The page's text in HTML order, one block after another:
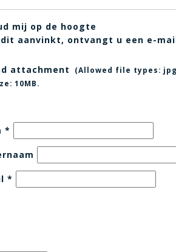
mij op de hoogte
aanvinkt, ontvangt u een e-
attachment (Allowed file types:
10MB.
*
*